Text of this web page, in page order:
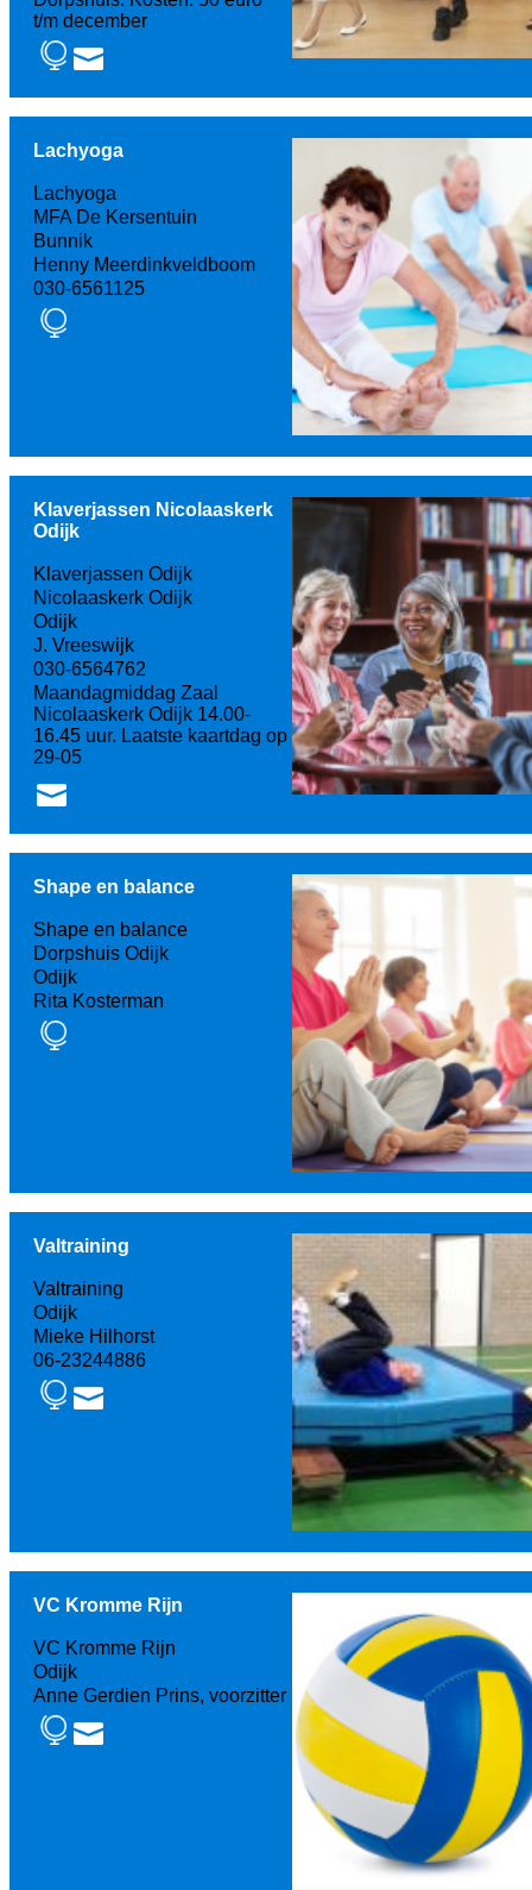
t/m december
Lachyoga
Lachyoga
MFA De Kersentuin
Bunnik
Henny Meerdinkveldboom
030-6561125
Klaverjassen Nicolaaskerk
Odijk
Klaverjassen Odijk
Nicolaaskerk Odijk
Odijk
J. Vreeswijk
030-6564762
Maandagmiddag Zaal
Nicolaaskerk Odijk 14.00-
16.45 uur. Laatste kaartdag op
29-05
Shape en balance
Shape en balance
Dorpshuis Odijk
Odijk
Rita Kosterman
Valtraining
Valtraining
Odijk
Mieke Hilhorst
06-23244886
VC Kromme Rijn
VC Kromme Rijn
Odijk
Anne Gerdien Prins, voorzitter